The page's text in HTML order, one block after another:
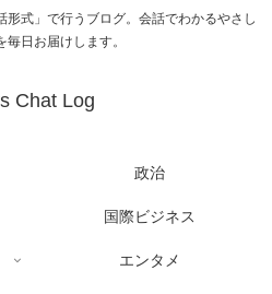
式」で行うブログ。会話でわかるやさし
毎日お届けします。
Chat Log
政治
国際ビジネス
エンタメ